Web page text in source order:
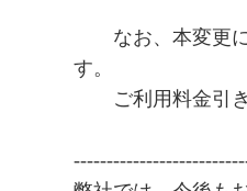
なお、本変更に
す。
ご利用料金引き